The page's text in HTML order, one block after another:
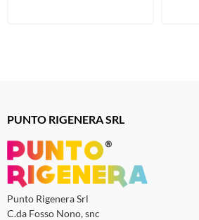
PUNTO RIGENERA SRL
Punto Rigenera Srl
C.da Fosso Nono, snc